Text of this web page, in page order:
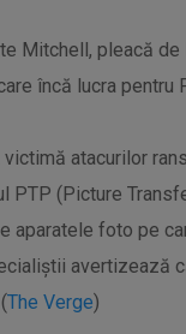
Mitchell, pleacă
încă lucra pentru
atacurilor
PTP (Picture
aparatele foto pe
The Verge)